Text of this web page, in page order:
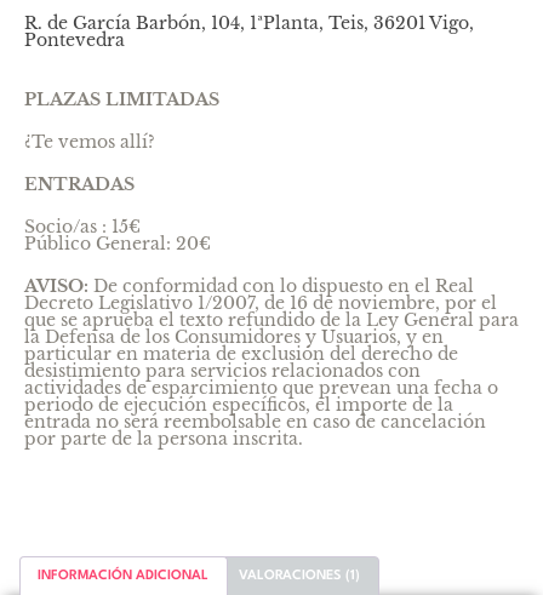
R. de García Barbón, 104, 1ªPlanta, Teis, 36201 Vigo,
Pontevedra
PLAZAS LIMITADAS
¿Te vemos allí?
ENTRADAS
Socio/as : 15€
Público General: 20€
AVISO: De conformidad con lo dispuesto en el Real
Decreto Legislativo 1/2007, de 16 de noviembre, por el
que se aprueba el texto refundido de la Ley General para
la Defensa de los Consumidores y Usuarios, y en
particular en materia de exclusión del derecho de
desistimiento para servicios relacionados con
actividades de esparcimiento que prevean una fecha o
periodo de ejecución específicos, el importe de la
entrada no será reembolsable en caso de cancelación
por parte de la persona inscrita.
INFORMACIÓN ADICIONAL VALORACIONES (1)